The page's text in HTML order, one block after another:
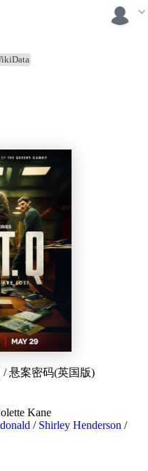
/悬案密码(英国版)
Kane
/ Shirley Henderson /